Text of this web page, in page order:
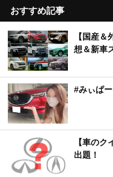
おすすめ記事
【国産
想＆新車
#みぃぱ
【車の
出題！